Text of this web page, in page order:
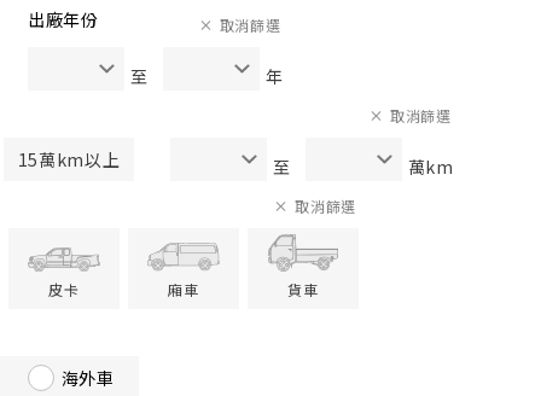
出廠年份
至 年
取消篩選
15萬km以上 至 萬km
取消篩選
皮卡 廂車 貨車
取消篩選
海外車